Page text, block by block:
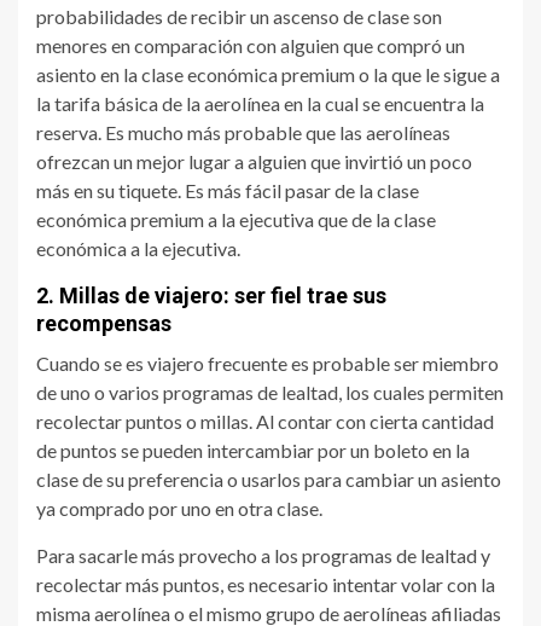
probabilidades de recibir un ascenso de clase son
menores en comparación con alguien que compró un
asiento en la clase económica premium o la que le sigue a
la tarifa básica de la aerolínea en la cual se encuentra la
reserva. Es mucho más probable que las aerolíneas
ofrezcan un mejor lugar a alguien que invirtió un poco
más en su tiquete. Es más fácil pasar de la clase
económica premium a la ejecutiva que de la clase
económica a la ejecutiva.
2. Millas de viajero: ser fiel trae sus
recompensas
Cuando se es viajero frecuente es probable ser miembro
de uno o varios programas de lealtad, los cuales permiten
recolectar puntos o millas. Al contar con cierta cantidad
de puntos se pueden intercambiar por un boleto en la
clase de su preferencia o usarlos para cambiar un asiento
ya comprado por uno en otra clase.
Para sacarle más provecho a los programas de lealtad y
recolectar más puntos, es necesario intentar volar con la
misma aerolínea o el mismo grupo de aerolíneas afiliadas